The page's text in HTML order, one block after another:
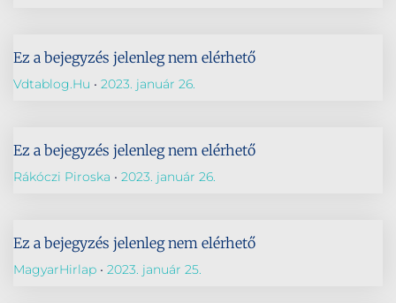
Ez a bejegyzés jelenleg nem elérhető
Vdtablog.hu 2023. január 26.
Ez a bejegyzés jelenleg nem elérhető
Rákóczi Piroska 2023. január 26.
Ez a bejegyzés jelenleg nem elérhető
MagyarHirlap 2023. január 25.